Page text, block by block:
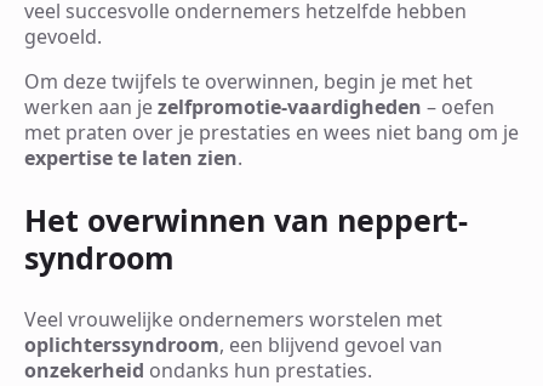
veel succesvolle ondernemers hetzelfde hebben
gevoeld.
Om deze twijfels te overwinnen, begin je met het
werken aan jezelfpromotie-vaardigheden – oefen
met praten over je prestaties en wees niet bang om je
expertise te laten zien.
Het overwinnen van neppert-
syndroom
Veel vrouwelijke ondernemers worstelen met
oplichterssyndroom, een blijvend gevoel van
onzekerheid ondanks hun prestaties.